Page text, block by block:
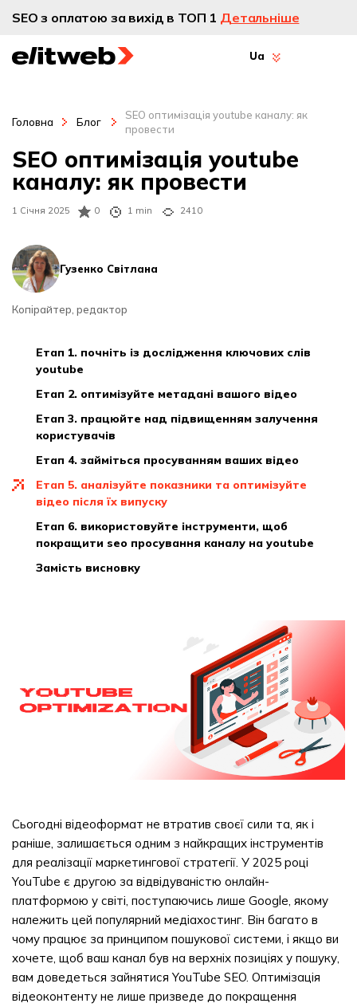
SEO з оплатою за вихід в ТОП 1 Детальніше
Ua
Головна Блог
SEO оптимізація youtube каналу: як
провести
1 Січня 2025 0 1 min 2410
Гузенко Світлана
Копірайтер, редактор
SEO оптимізація youtube
каналу: як провести
етап 1. почніть із дослідження ключових слів
youtube
етап 2. оптимізуйте метадані вашого відео
етап 3. працюйте над підвищенням залучення
користувачів
етап 4. займіться просуванням ваших відео
етап 5. аналізуйте показники та оптимізуйте
відео після їх випуску
етап 6. використовуйте інструменти, щоб
покращити seo просування каналу на youtube
замість висновку
Сьогодні відеоформат не втратив своєї сили та, як і
раніше, залишається одним з найкращих інструментів
для реалізації маркетингової стратегії. У 2025 році
YouTube є другою за відвідуваністю онлайн-
платформою у світі, поступаючись лише Google, якому
належить цей популярний медіахостинг. Він багато в
чому працює за принципом пошукової системи, і якщо ви
хочете, щоб ваш канал був на верхніх позиціях у пошуку,
вам доведеться зайнятися YouTube SEO. Оптимізація
відеоконтенту не лише призведе до покращення